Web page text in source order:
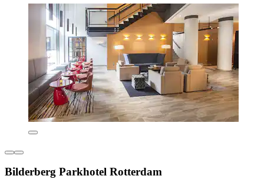
Bilderberg Parkhotel Rotterdam